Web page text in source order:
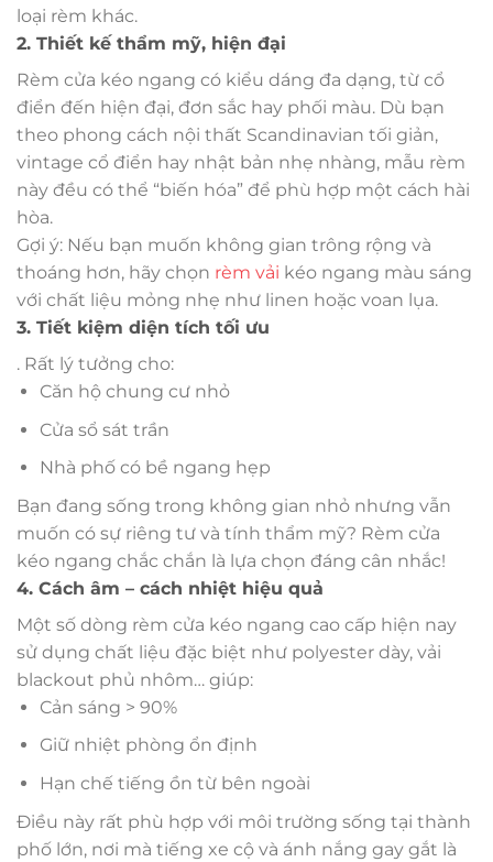
loại rèm khác.
2. Thiết kế thẩm mỹ, hiện đại
Rèm cửa kéo ngang có kiểu dáng đa dạng, từ cổ
điển đến hiện đại, đơn sắc hay phối màu. Dù bạn
theo phong cách nội thất Scandinavian tối giản,
vintage cổ điển hay nhật bản nhẹ nhàng, mẫu rèm
này đều có thể “biến hóa” để phù hợp một cách hài
hòa.
Gợi ý: Nếu bạn muốn không gian trông rộng và
thoáng hơn, hãy chọn rèm vải kéo ngang màu sáng
với chất liệu mỏng nhẹ như linen hoặc voan lụa.
3. Tiết kiệm diện tích tối ưu
. Rất lý tưởng cho:
Căn hộ chung cư nhỏ
Cửa sổ sát trần
Nhà phố có bề ngang hẹp
Bạn đang sống trong không gian nhỏ nhưng vẫn
muốn có sự riêng tư và tính thẩm mỹ? Rèm cửa
kéo ngang chắc chắn là lựa chọn đáng cân nhắc!
4. Cách âm – cách nhiệt hiệu quả
Một số dòng rèm cửa kéo ngang cao cấp hiện nay
sử dụng chất liệu đặc biệt như polyester dày, vải
blackout phủ nhôm… giúp:
Cản sáng > 90%
Giữ nhiệt phòng ổn định
Hạn chế tiếng ồn từ bên ngoài
Điều này rất phù hợp với môi trường sống tại thành
phố lớn, nơi mà tiếng xe cộ và ánh nắng gay gắt là